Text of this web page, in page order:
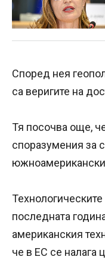
Според нея
са веригите на
Тя посочва още,
споразумения за
последната
американския
че в ЕС се налага